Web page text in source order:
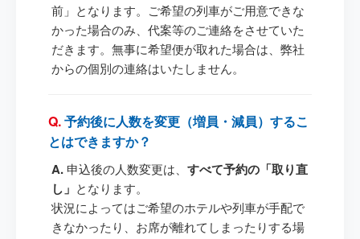
前」となります。ご希望の列車がご用意できな
かった場合のみ、代案等のご連絡をさせていた
だきます。無事に希望便が取れた場合は、弊社
からの個別の連絡はいたしません。
予約後に人数を変更（増員・減員）するこ
とはできますか？
申込後の人数変更は、 すべて予約の「取り直
し」 となります。
状況によってはご希望のホテルや列車が手配で
きなかったり、お席が離れてしまったりする場